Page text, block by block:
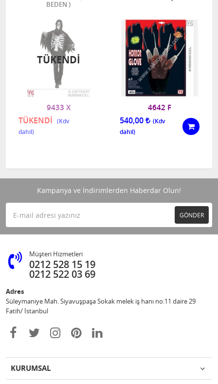
BEDEN )
9433 X
TÜKENDİ
TÜKENDI
4642 F
540,00
Kampanya ve İndirimlerden Haberdar Olun!
GÖNDER
Müşteri Hizmetleri
0212 528 15 19
0212 522 03 69
Adres
Süleymaniye Mah. Siyavuşpaşa Sokak melek iş hanı no:11 daire 29
Fatih/ İstanbul
KURUMSAL